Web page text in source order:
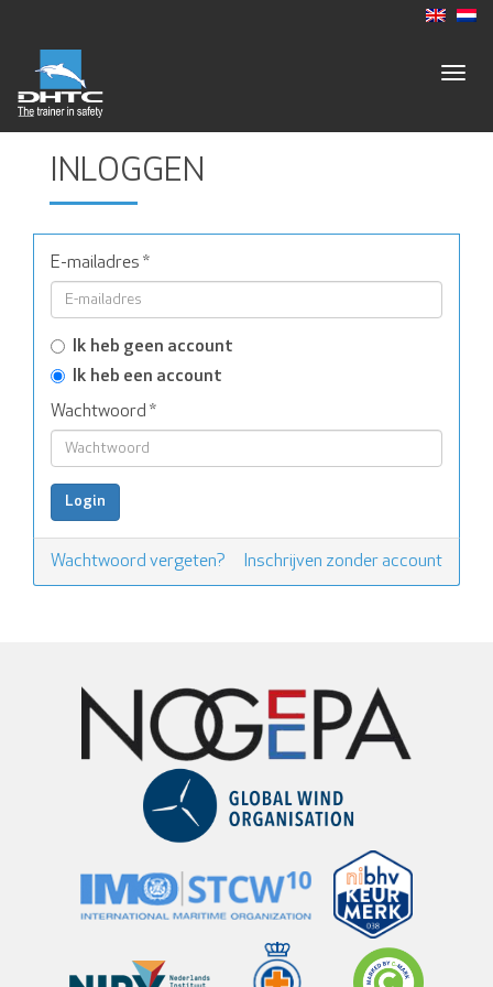
INLOGGEN
E-mailadres *
Ik heb geen account
Ik heb een account
Wachtwoord *
Wachtwoord vergeten? Inschrijven zonder account